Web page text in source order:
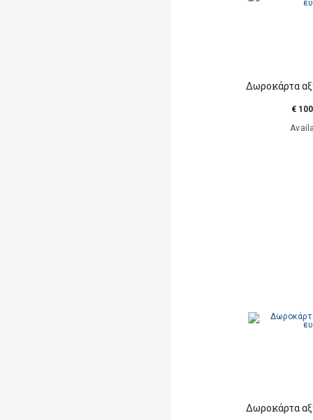
Δωροκάρτα
€
Δωροκάρτα